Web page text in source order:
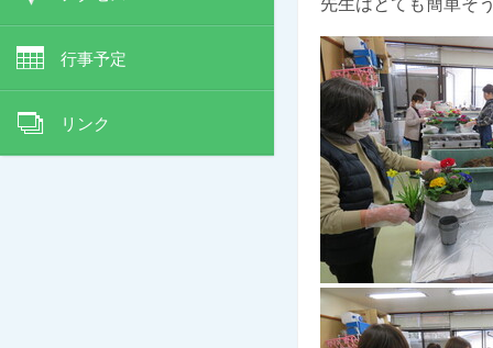
行事予定
リンク
先生はとても簡単そ